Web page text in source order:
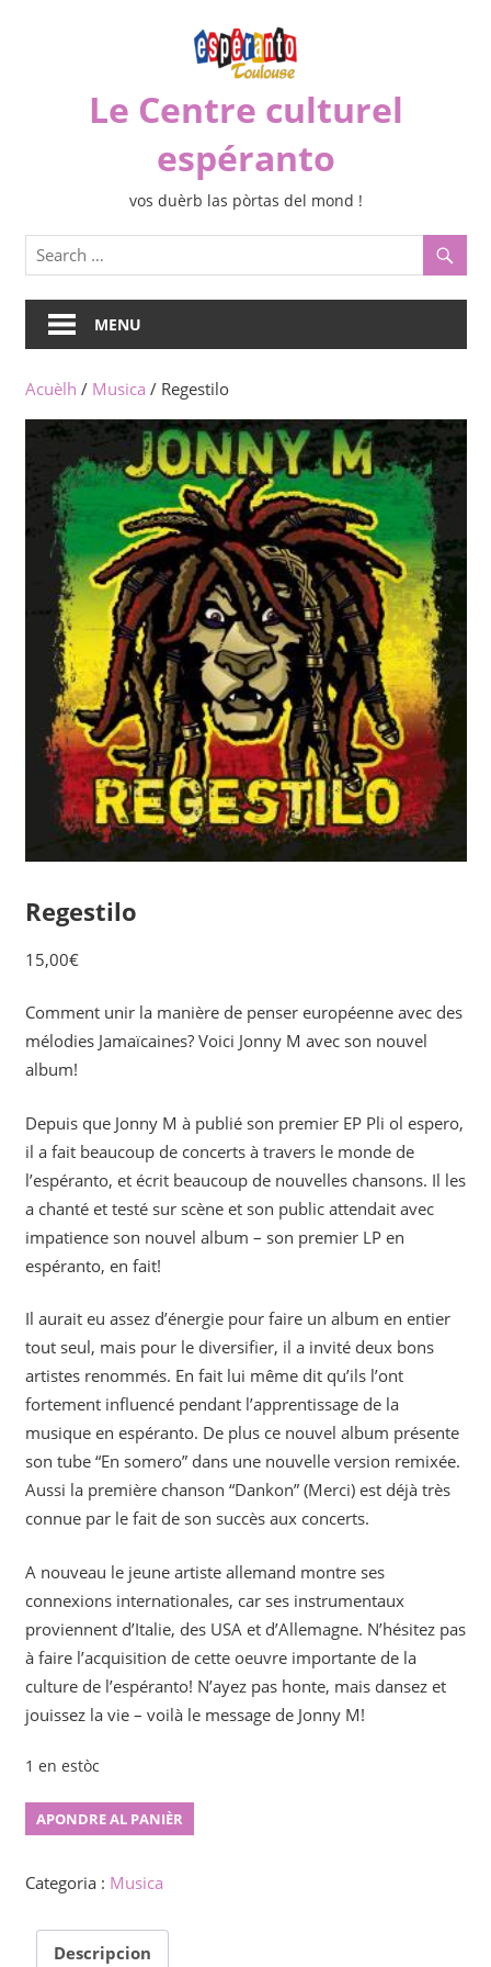
Le Centre culturel
espéranto
vos duèrb las pòrtas del mond !
MENU
Acuèlh / Musica / Regestilo
Regestilo
15,00€
Comment unir la manière de penser européenne avec des
mélodies Jamaïcaines? Voici Jonny M avec son nouvel
album!
Depuis que Jonny M à publié son premier EP Pli ol espero,
il a fait beaucoup de concerts à travers le monde de
l’espéranto, et écrit beaucoup de nouvelles chansons. Il les
a chanté et testé sur scène et son public attendait avec
impatience son nouvel album – son premier LP en
espéranto, en fait!
Il aurait eu assez d’énergie pour faire un album en entier
tout seul, mais pour le diversifier, il a invité deux bons
artistes renommés. En fait lui même dit qu’ils l’ont
fortement influencé pendant l’apprentissage de la
musique en espéranto. De plus ce nouvel album présente
son tube “En somero” dans une nouvelle version remixée.
Aussi la première chanson “Dankon” (Merci) est déjà très
connue par le fait de son succès aux concerts.
A nouveau le jeune artiste allemand montre ses
connexions internationales, car ses instrumentaux
proviennent d’Italie, des USA et d’Allemagne. N’hésitez pas
à faire l’acquisition de cette oeuvre importante de la
culture de l’espéranto! N’ayez pas honte, mais dansez et
jouissez la vie – voilà le message de Jonny M!
1 en estòc
Regestilo
APONDRE AL PANIÈR
Categoria : Musica
Descripcion